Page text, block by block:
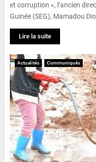
et corruption », l’ancien
Guinée (SEG), Mamadou
Lire la suite
Actualités Communiqués